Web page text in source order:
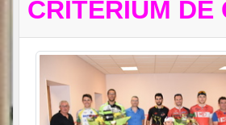
CRITÉRIUM DE